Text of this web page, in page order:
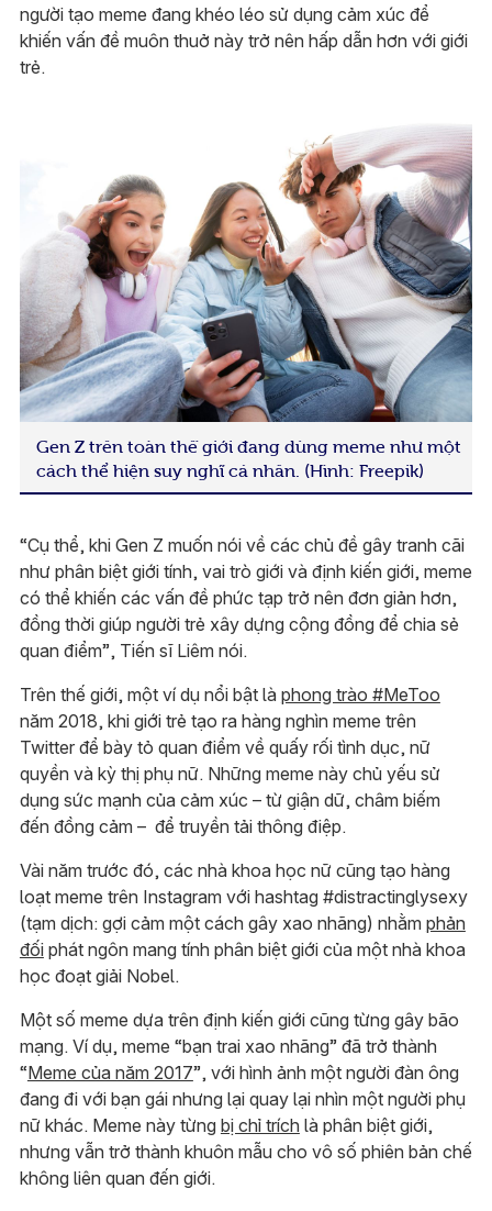
người tạo meme đang khéo léo sử dụng cảm xúc để
khiến vấn đề muôn thuở này trở nên hấp dẫn hơn với giới
trẻ.
Gen Z trên toàn thế giới đang dùng meme như một
cách thể hiện suy nghĩ cá nhân. (Hình: Freepik)
“Cụ thể, khi Gen Z muốn nói về các chủ đề gây tranh cãi
như phân biệt giới tính, vai trò giới và định kiến giới, meme
có thể khiến các vấn đề phức tạp trở nên đơn giản hơn,
đồng thời giúp người trẻ xây dựng cộng đồng để chia sẻ
quan điểm”, Tiến sĩ Liêm nói.
Trên thế giới, một ví dụ nổi bật là phong trào #MeToo
năm 2018, khi giới trẻ tạo ra hàng nghìn meme trên
Twitter để bày tỏ quan điểm về quấy rối tình dục, nữ
quyền và kỳ thị phụ nữ. Những meme này chủ yếu sử
dụng sức mạnh của cảm xúc – từ giận dữ, châm biếm
đến đồng cảm – để truyền tải thông điệp.
Vài năm trước đó, các nhà khoa học nữ cũng tạo hàng
loạt meme trên Instagram với hashtag #distractinglysexy
(tạm dịch: gợi cảm một cách gây xao nhãng) nhằm phản
đốiphát ngôn mang tính phân biệt giới của một nhà khoa
học đoạt giải Nobel.
Một số meme dựa trên định kiến giới cũng từng gây bão
mạng. Ví dụ, meme “bạn trai xao nhãng” đã trở thành
“Meme của năm 2017”, với hình ảnh một người đàn ông
đang đi với bạn gái nhưng lại quay lại nhìn một người phụ
nữ khác. Meme này từng bị chỉ trích là phân biệt giới,
nhưng vẫn trở thành khuôn mẫu cho vô số phiên bản chế
không liên quan đến giới.